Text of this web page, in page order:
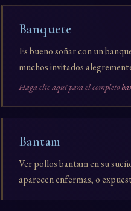
Banquete
Es bueno soñar con un
muchos invitados
Haga clic aquí para el completo
Bantam
Ver pollos bantam en su
aparecen enfermas, o